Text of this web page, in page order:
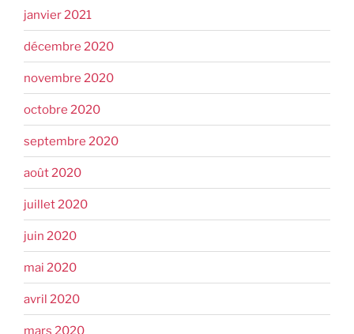
janvier 2021
décembre 2020
novembre 2020
octobre 2020
septembre 2020
août 2020
juillet 2020
juin 2020
mai 2020
avril 2020
mars 2020